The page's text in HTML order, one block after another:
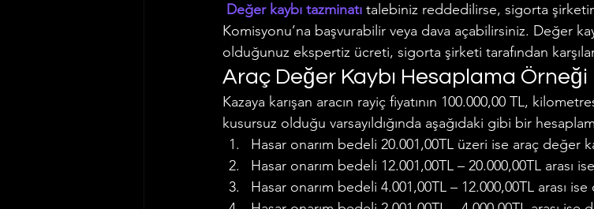
Değer kaybı tazminatı talebiniz reddedilirse, sigorta
Komisyonu’na başvurabilir veya dava açabilirsiniz. Değer
olduğunuz ekspertiz ücreti, sigorta şirketi tarafından
Araç Değer Kaybı Hesaplama Örneği
Kazaya karışan aracın rayiç fiyatının 100.000,00 TL,
kusursuz olduğu varsayıldığında aşağıdaki gibi bir
Hasar onarım bedeli 20.001,00TL üzeri ise araç değer
Hasar onarım bedeli 12.001,00TL – 20.000,00TL arası
Hasar onarım bedeli 4.001,00TL – 12.000,00TL arası